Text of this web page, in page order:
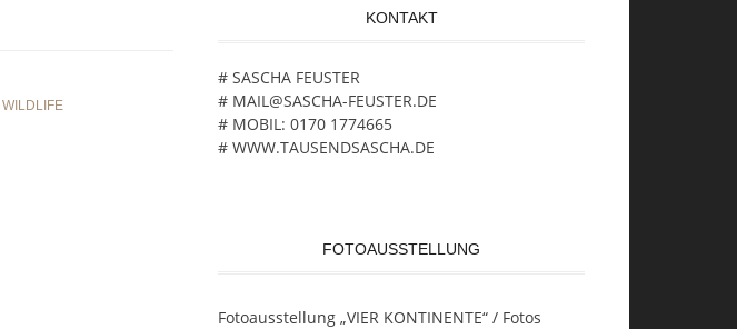
WILDLIFE
KONTAKT
# SASCHA FEUSTER
# MAIL@SASCHA-FEUSTER.DE
# MOBIL: 0170 1774665
# WWW.TAUSENDSASCHA.DE
FOTOAUSSTELLUNG
Fotoausstellung „VIER KONTINENTE“ / Fotos